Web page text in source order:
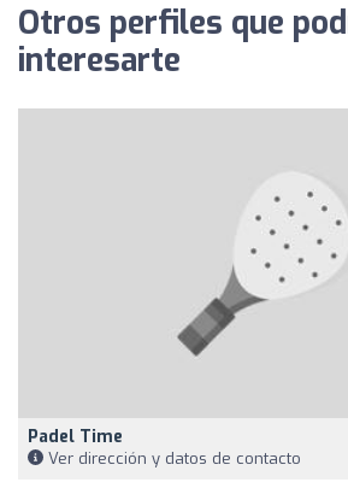
Otros perfiles que
interesarte
Padel Time
Ver dirección y datos de contacto